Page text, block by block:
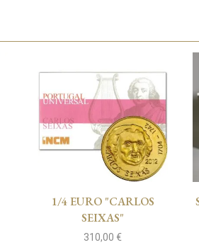
1/4 EURO "CARLOS
SEIXAS"
310,00€